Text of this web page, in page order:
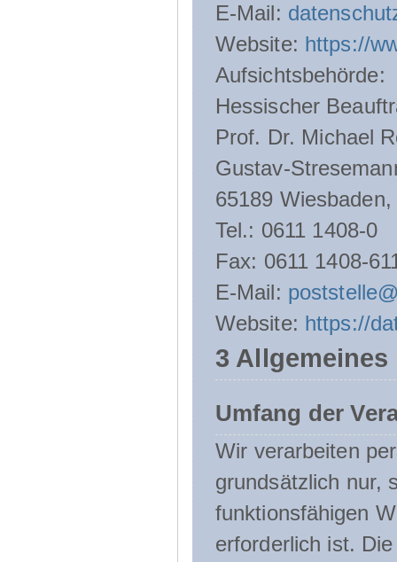
E-Mail:
Website: https://
Aufsichtsbehörde:
Hessischer
Prof. Dr. Michael
Gustav-
65189
Tel.: 0611 1408-0
Fax: 0611 1408-
E-Mail:
Website: https://
3
Umfang der
Wir verarbeiten
grundsätzlich nur,
funktionsfähigen
erforderlich ist.